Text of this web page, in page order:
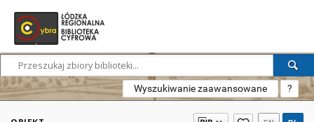
Wyszukiwanie zaawansowane ?